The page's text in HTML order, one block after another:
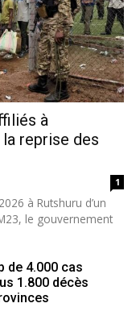
à
la reprise des
1
à Rutshuru d’un
le gouvernement
de 4.000 cas
1.800 décès